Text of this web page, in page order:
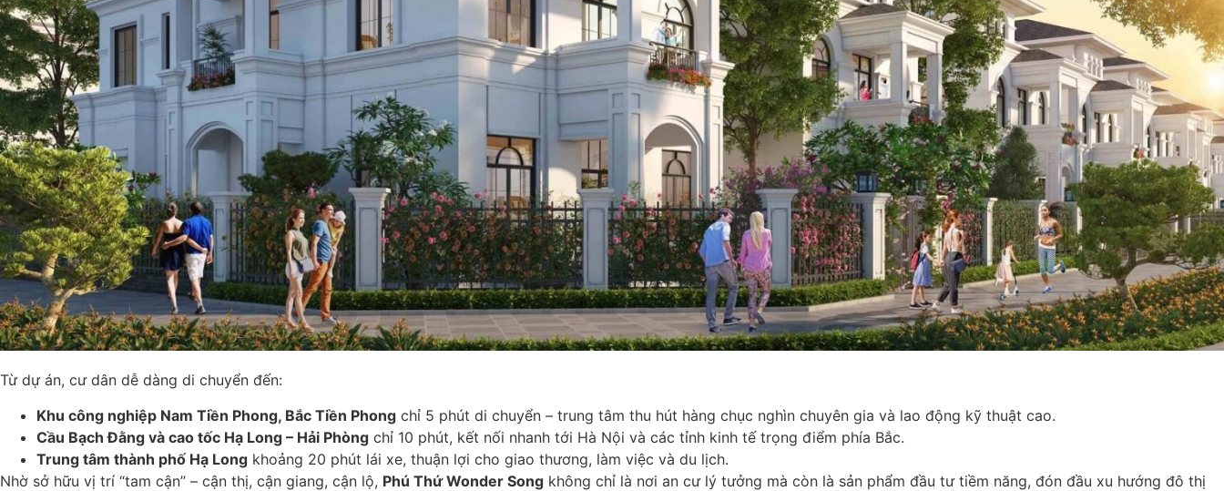
Từ dự án, cư dân dễ dàng di chuyển đến:
Khu công nghiệp Nam Tiền Phong, Bắc Tiền Phong chỉ 5 phút di chuyển – trung tâm thu hút hàng chục nghìn chuyên gia và lao động kỹ thuật cao.
Cầu Bạch Đằng và cao tốc Hạ Long – Hải Phòng chỉ 10 phút, kết nối nhanh tới Hà Nội và các tỉnh kinh tế trọng điểm phía Bắc.
Trung tâm thành phố Hạ Long khoảng 20 phút lái xe, thuận lợi cho giao thương, làm việc và du lịch.
Nhờ sở hữu vị trí “tam cận” – cận thị, cận giang, cận lộ, Phú Thứ Wonder Song không chỉ là nơi an cư lý tưởng mà còn là sản phẩm đầu tư tiềm năng, đón đầu xu hướng đô thị